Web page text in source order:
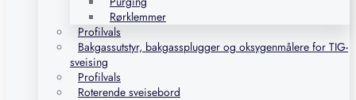
Rørklemmer
Profilvals
Bakgassutstyr, bakgassplugger og oksygenmålere for TIG-
sveising
Profilvals
Roterende sveisebord